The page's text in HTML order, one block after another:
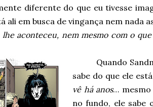
diferente do que eu tivesse
ali em busca de vingança nem nada
aconteceu, nem mesmo com o
Quando
sabe do que ele
vê há anos… mesmo
no fundo, ele sabe